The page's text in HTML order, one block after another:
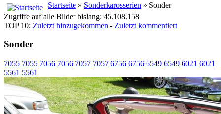
Startseite » Sonderkarosserien » Sonder
Zugriffe auf alle Bilder bislang: 45.108.158
TOP 10: Zuletzt hinzugekommen - Zuletzt kommentiert
Sonder
7055 7055 7056 7056 7057 7057 6756 6756 6549 6549 6021 6021
5561 5561